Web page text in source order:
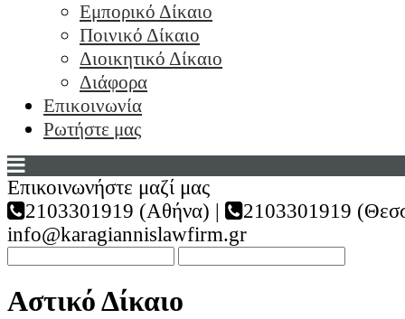
Εμπορικό Δίκαιο
Ποινικό Δίκαιο
Διοικητικό Δίκαιο
Διάφορα
Επικοινωνία
Ρωτήστε μας
Επικοινωνήστε μαζί μας
2103301919 (Αθήνα) |
2103301919
info@karagiannislawfirm.gr
Αστικό Δίκαιο